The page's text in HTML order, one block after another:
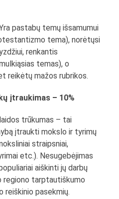
pastabų temų išsamumui
tema), norėtųsi
renkantis
temas), o
reikėtų mažos rubrikos.
įtraukimas – 10%
trūkumas – tai
įtraukti mokslo ir tyrimų
straipsniai,
etc.). Nesugebėjimas
aiškinti jų darbų
regiono tarptautiškumo
reiškinio pasekmių.